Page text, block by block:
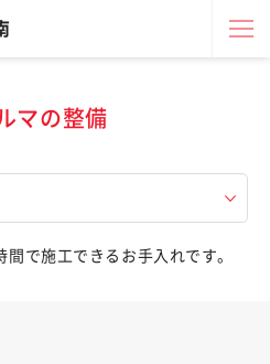
マの整備
間で施工できるお手入れです。